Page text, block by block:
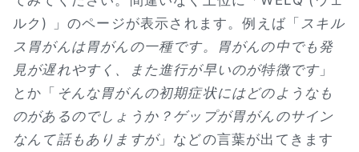
ルク) 」のページが表示されます。例えば「 スキル
ス胃がんは胃がんの一種です。胃がんの中でも発
見が遅れやすく、また進行が早いのが特徴です」
とか「 そんな胃がんの初期症状にはどのようなも
のがあるのでしょうか？ゲップが胃がんのサイン
なんて話もありますが」などの言葉が出てきます